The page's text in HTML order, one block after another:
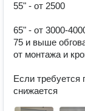
55" - от 2500
65" - от 3000-
75 и выше
от монтажа и
Если требуется
снижается